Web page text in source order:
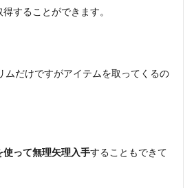
することができます。
ムだけですがアイテムを取ってくるの
使って無理矢理入手することもできて